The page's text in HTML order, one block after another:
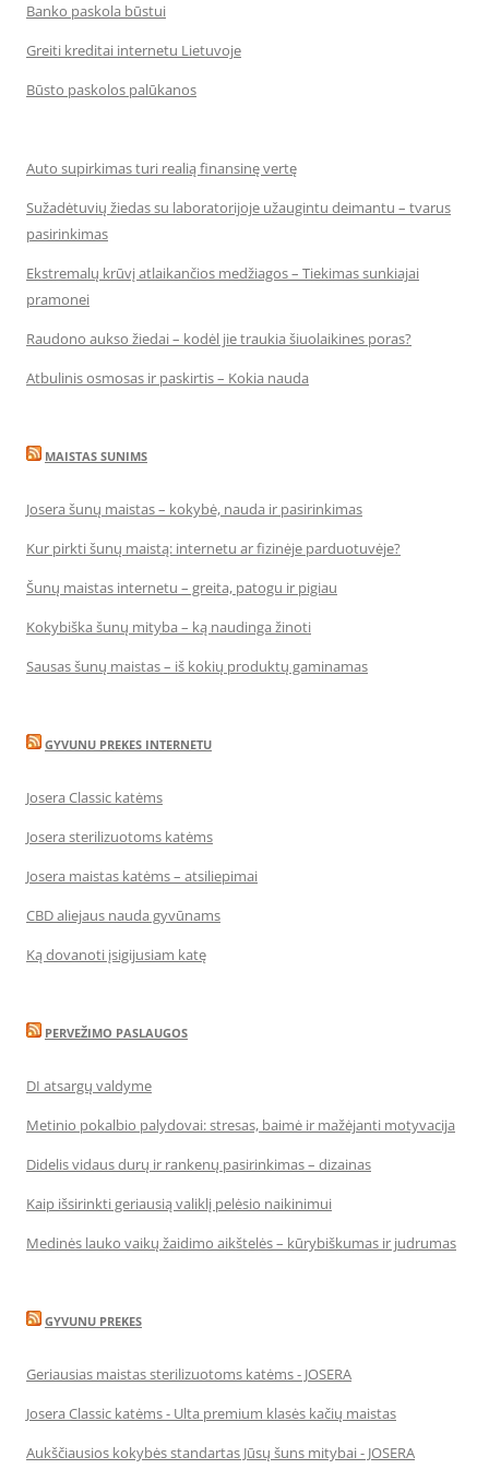
Banko paskola būstui
Greiti kreditai internetu Lietuvoje
Būsto paskolos palūkanos
Auto supirkimas turi realią finansinę vertę
Sužadėtuvių žiedas su laboratorijoje užaugintu deimantu – tvarus
pasirinkimas
Ekstremalų krūvį atlaikančios medžiagos – Tiekimas sunkiajai
pramonei
Raudono aukso žiedai – kodėl jie traukia šiuolaikines poras?
Atbulinis osmosas ir paskirtis – Kokia nauda
MAISTAS SUNIMS
Josera šunų maistas – kokybė, nauda ir pasirinkimas
Kur pirkti šunų maistą: internetu ar fizinėje parduotuvėje?
Šunų maistas internetu – greita, patogu ir pigiau
Kokybiška šunų mityba – ką naudinga žinoti
Sausas šunų maistas – iš kokių produktų gaminamas
GYVUNU PREKES INTERNETU
Josera Classic katėms
Josera sterilizuotoms katėms
Josera maistas katėms – atsiliepimai
CBD aliejaus nauda gyvūnams
Ką dovanoti įsigijusiam katę
PERVEŽIMO PASLAUGOS
DI atsargų valdyme
Metinio pokalbio palydovai: stresas, baimė ir mažėjanti motyvacija
Didelis vidaus durų ir rankenų pasirinkimas – dizainas
Kaip išsirinkti geriausią valiklį pelėsio naikinimui
Medinės lauko vaikų žaidimo aikštelės – kūrybiškumas ir judrumas
GYVUNU PREKES
Geriausias maistas sterilizuotoms katėms - JOSERA
Josera Classic katėms - Ulta premium klasės kačių maistas
Aukščiausios kokybės standartas Jūsų šuns mitybai - JOSERA